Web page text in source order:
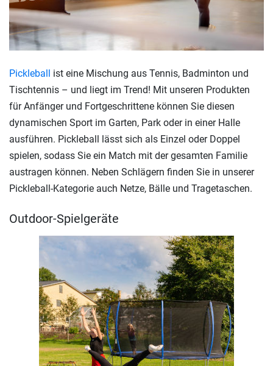
Pickleball ist eine Mischung aus Tennis, Badminton und
Tischtennis – und liegt im Trend! Mit unseren Produkten
für Anfänger und Fortgeschrittene können Sie diesen
dynamischen Sport im Garten, Park oder in einer Halle
ausführen. Pickleball lässt sich als Einzel oder Doppel
spielen, sodass Sie ein Match mit der gesamten Familie
austragen können. Neben Schlägern finden Sie in unserer
Pickleball-Kategorie auch Netze, Bälle und Tragetaschen.
Outdoor-Spielgeräte